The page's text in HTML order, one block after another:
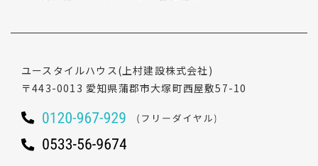
ユースタイルハウス (上村建設株式会社)
〒443-0013 愛知県蒲郡市大塚町西屋敷57-10